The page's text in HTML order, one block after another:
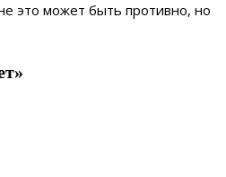
это может быть противно, но